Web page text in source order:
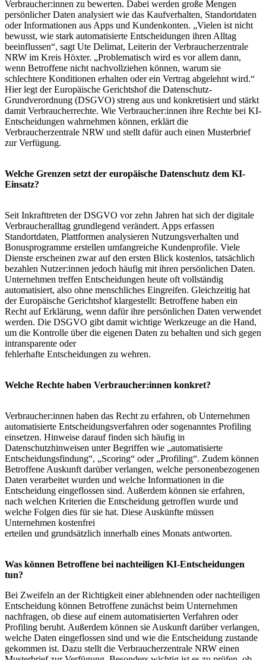
Verbraucher:innen zu bewerten. Dabei werden große Mengen
persönlicher Daten analysiert wie das Kaufverhalten, Standortdaten
oder Informationen aus Apps und Kundenkonten. „Vielen ist nicht
bewusst, wie stark automatisierte Entscheidungen ihren Alltag
beeinflussen“, sagt Ute Delimat, Leiterin der Verbraucherzentrale
NRW im Kreis Höxter. „Problematisch wird es vor allem dann,
wenn Betroffene nicht nachvollziehen können, warum sie
schlechtere Konditionen erhalten oder ein Vertrag abgelehnt wird.“
Hier legt der Europäische Gerichtshof die Datenschutz-
Grundverordnung (DSGVO) streng aus und konkretisiert und stärkt
damit Verbraucherrechte. Wie Verbraucher:innen ihre Rechte bei KI-
Entscheidungen wahrnehmen können, erklärt die
Verbraucherzentrale NRW und stellt dafür auch einen Musterbrief
zur Verfügung.
Welche Grenzen setzt der europäische Datenschutz dem KI-
Einsatz?
Seit Inkrafttreten der DSGVO vor zehn Jahren hat sich der digitale
Verbraucheralltag grundlegend verändert. Apps erfassen
Standortdaten, Plattformen analysieren Nutzungsverhalten und
Bonusprogramme erstellen umfangreiche Kundenprofile. Viele
Dienste erscheinen zwar auf den ersten Blick kostenlos, tatsächlich
bezahlen Nutzer:innen jedoch häufig mit ihren persönlichen Daten.
Unternehmen treffen Entscheidungen heute oft vollständig
automatisiert, also ohne menschliches Eingreifen. Gleichzeitig hat
der Europäische Gerichtshof klargestellt: Betroffene haben ein
Recht auf Erklärung, wenn dafür ihre persönlichen Daten verwendet
werden. Die DSGVO gibt damit wichtige Werkzeuge an die Hand,
um die Kontrolle über die eigenen Daten zu behalten und sich gegen
intransparente oder
fehlerhafte Entscheidungen zu wehren.
Welche Rechte haben Verbraucher:innen konkret?
Verbraucher:innen haben das Recht zu erfahren, ob Unternehmen
automatisierte Entscheidungsverfahren oder sogenanntes Profiling
einsetzen. Hinweise darauf finden sich häufig in
Datenschutzhinweisen unter Begriffen wie „automatisierte
Entscheidungsfindung“, „Scoring“ oder „Profiling“. Zudem können
Betroffene Auskunft darüber verlangen, welche personenbezogenen
Daten verarbeitet wurden und welche Informationen in die
Entscheidung eingeflossen sind. Außerdem können sie erfahren,
nach welchen Kriterien die Entscheidung getroffen wurde und
welche Folgen dies für sie hat. Diese Auskünfte müssen
Unternehmen kostenfrei
erteilen und grundsätzlich innerhalb eines Monats antworten.
Was können Betroffene bei nachteiligen KI-Entscheidungen
tun?
Bei Zweifeln an der Richtigkeit einer ablehnenden oder nachteiligen
Entscheidung können Betroffene zunächst beim Unternehmen
nachfragen, ob diese auf einem automatisierten Verfahren oder
Profiling beruht. Außerdem können sie Auskunft darüber verlangen,
welche Daten eingeflossen sind und wie die Entscheidung zustande
gekommen ist. Dazu stellt die Verbraucherzentrale NRW einen